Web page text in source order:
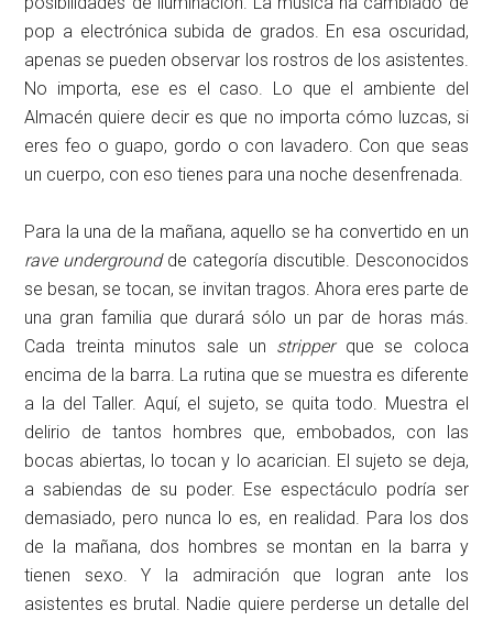
pop a electrónica subida de grados. En esa oscuridad,
apenas se pueden observar los rostros de los asistentes.
No importa, ese es el caso. Lo que el ambiente del
Almacén quiere decir es que no importa cómo luzcas, si
eres feo o guapo, gordo o con lavadero. Con que seas
un cuerpo, con eso tienes para una noche desenfrenada.
Para la una de la mañana, aquello se ha convertido en un
rave undergroundde categoría discutible. Desconocidos
se besan, se tocan, se invitan tragos. Ahora eres parte de
una gran familia que durará sólo un par de horas más.
Cada treinta minutos sale un stripperque se coloca
encima de la barra. La rutina que se muestra es diferente
a la del Taller. Aquí, el sujeto, se quita todo. Muestra el
delirio de tantos hombres que, embobados, con las
bocas abiertas, lo tocan y lo acarician. El sujeto se deja,
a sabiendas de su poder. Ese espectáculo podría ser
demasiado, pero nunca lo es, en realidad. Para los dos
de la mañana, dos hombres se montan en la barra y
tienen sexo. Y la admiración que logran ante los
asistentes es brutal. Nadie quiere perderse un detalle del